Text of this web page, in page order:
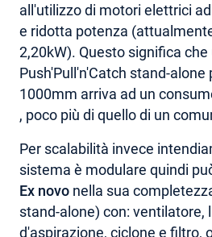
all'utilizzo di motori elettrici
e ridotta potenza
2,20kW). Questo significa
Push'Pull'n'Catch stand-alone
1000mm arriva ad un
, poco più di quello di un
Per scalabilità invece
sistema è modulare quindi
Ex novo nella sua
stand-alone) con: ventilatore,
d'aspirazione, ciclone e filtro,